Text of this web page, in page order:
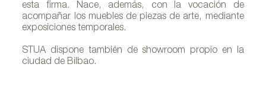
esta firma. Nace, además, con la vocación de
acompañar los muebles de piezas de arte, mediante
exposiciones temporales.
STUA dispone también de showroom propio en la
ciudad de Bilbao.